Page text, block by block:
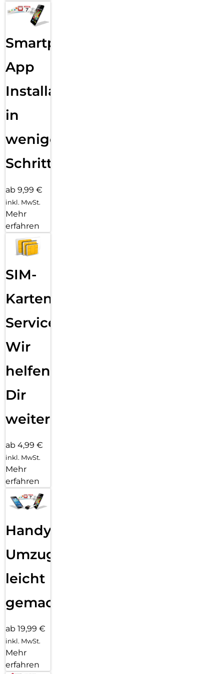
Smartphone
App
Installation
in
wenigen
Schritten
ab 9,99 €
inkl. MwSt.
Mehr
erfahren
SIM-
Karten
Service:
Wir
helfen
Dir
weiter
ab 4,99 €
inkl. MwSt.
Mehr
erfahren
Handy
Umzug
leicht
gemacht!
ab 19,99 €
inkl. MwSt.
Mehr
erfahren